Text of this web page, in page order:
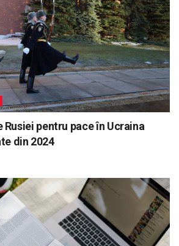
pentru pace în Ucraina
din 2024